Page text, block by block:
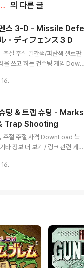
스템 / [SMS]/슈팅 의 다른 글
스 3-D - Missile Defe
・ディフェンス３Ｄ
주절 주절 빨간색/파란색 셀로판
을 쓰고 하는 건슈팅 게임 Down
임
팅 & 트랩 슈팅 - Marks
Trap Shooting
주절 주절 사격 DownLoad 북
타 정보 더 보기 / 링크 관련 게임